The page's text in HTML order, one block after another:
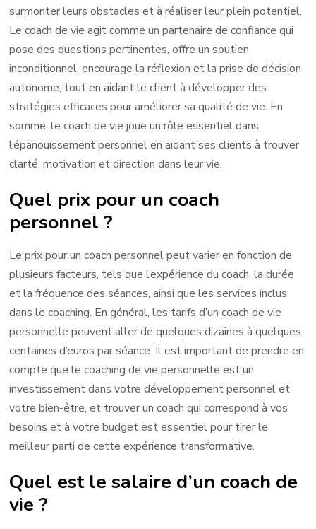
surmonter leurs obstacles et à réaliser leur plein potentiel.
Le coach de vie agit comme un partenaire de confiance qui
pose des questions pertinentes, offre un soutien
inconditionnel, encourage la réflexion et la prise de décision
autonome, tout en aidant le client à développer des
stratégies efficaces pour améliorer sa qualité de vie. En
somme, le coach de vie joue un rôle essentiel dans
l’épanouissement personnel en aidant ses clients à trouver
clarté, motivation et direction dans leur vie.
Quel prix pour un coach
personnel ?
Le prix pour un coach personnel peut varier en fonction de
plusieurs facteurs, tels que l’expérience du coach, la durée
et la fréquence des séances, ainsi que les services inclus
dans le coaching. En général, les tarifs d’un coach de vie
personnelle peuvent aller de quelques dizaines à quelques
centaines d’euros par séance. Il est important de prendre en
compte que le coaching de vie personnelle est un
investissement dans votre développement personnel et
votre bien-être, et trouver un coach qui correspond à vos
besoins et à votre budget est essentiel pour tirer le
meilleur parti de cette expérience transformative.
Quel est le salaire d’un coach de
vie ?